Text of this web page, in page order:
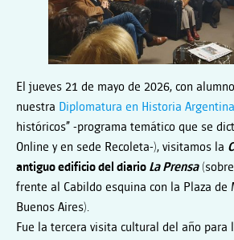
El jueves 21 de mayo de 2026, con
nuestra Diplomatura en Historia Argentina
históricos” -programa temático que se
Online y en sede Recoleta-), visitamos la
antiguo edificio del diario La Prensa
frente al Cabildo esquina con la Plaza de
Buenos Aires).
Fue la tercera visita cultural del año para